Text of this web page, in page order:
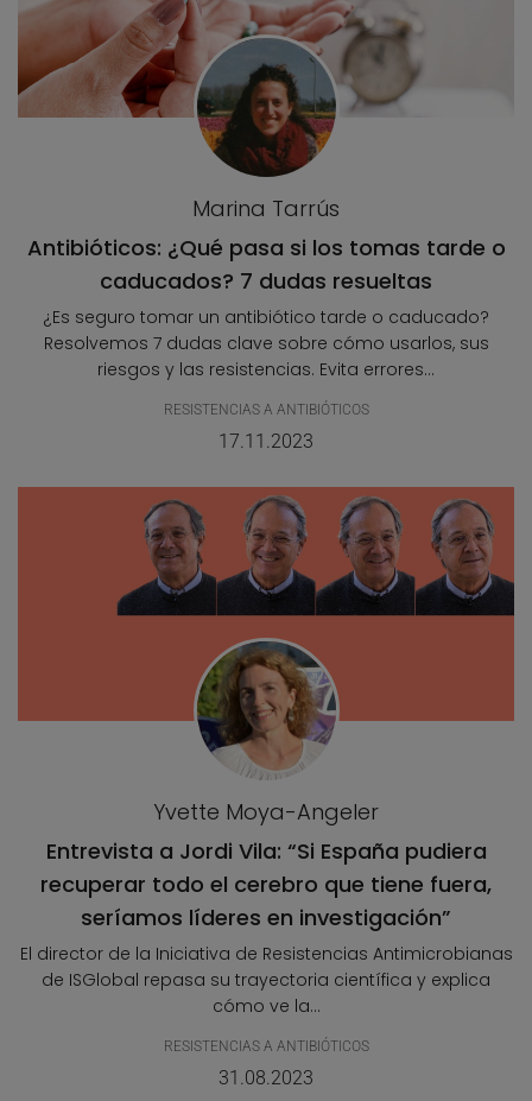
Marina Tarrús
Antibióticos: ¿Qué pasa si los tomas tarde o
caducados? 7 dudas resueltas
¿Es seguro tomar un antibiótico tarde o caducado?
Resolvemos 7 dudas clave sobre cómo usarlos, sus
riesgos y las resistencias. Evita errores...
RESISTENCIAS A ANTIBIÓTICOS
17.11.2023
Yvette Moya-Angeler
Entrevista a Jordi Vila: “Si España pudiera
recuperar todo el cerebro que tiene fuera,
seríamos líderes en investigación”
El director de la Iniciativa de Resistencias Antimicrobianas
de ISGlobal repasa su trayectoria científica y explica
cómo ve la...
RESISTENCIAS A ANTIBIÓTICOS
31.08.2023